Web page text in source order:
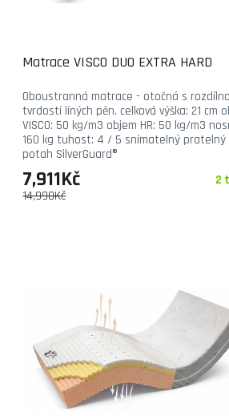
Matrace VISCO DUO EXTRA HARD
Oboustranná matrace - otočná s
tvrdostí líných pěn. celková výška: 21 cm
VISCO: 50 kg/m3 objem HR: 50 kg/m3
160 kg tuhost: 4 / 5 snímatelný pratelný
potah SilverGuard®
2
14,990Kč
7,911Kč